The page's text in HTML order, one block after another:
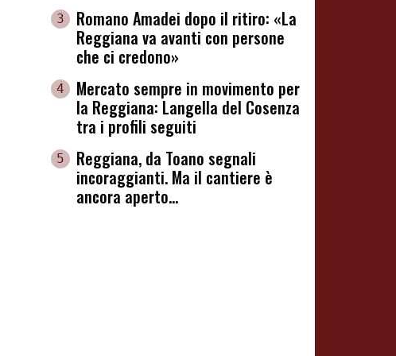
3
Romano Amadei dopo il ritiro: «La
Reggiana va avanti con persone
che ci credono»
4
Mercato sempre in movimento per
la Reggiana: Langella del Cosenza
tra i profili seguiti
5
Reggiana, da Toano segnali
incoraggianti. Ma il cantiere è
ancora aperto...